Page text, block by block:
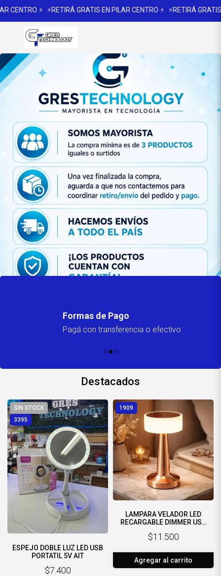
⚡ ⚡RETIRÁ GRATIS EN PILAR CENTRO ⚡ ⚡RETIRÁ GRATIS
Formas de Pago
Pagá con transferencia o efectivo
Destacados
SIN STOCK
3395
ESPEJO DOBLE LUZ LED USB
PORTATIL 5V AIT
$7.400
1909
LAMPARA VELADOR LED
RECARGABLE DIMMER USB
$11.500
Agregar al carrito